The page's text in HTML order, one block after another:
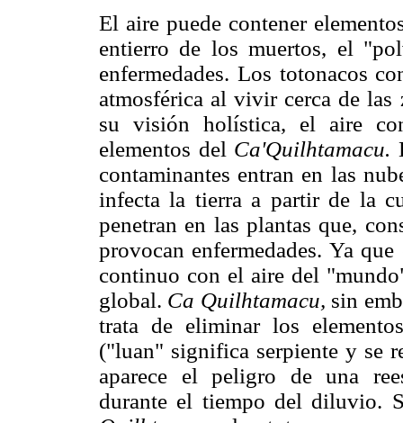
El aire puede contener
entierro de los muertos, el
enfermedades. Los totonacos
atmosférica al vivir cerca de
su visión holística, el aire
elementos del Ca'Quilhtamacu.
contaminantes entran en las
infecta la tierra a partir de la
penetran en las plantas que,
provocan enfermedades. Ya
continuo con el aire del
global. Ca Quilhtamacu, sin
trata de eliminar los
("luan" significa serpiente y se
aparece el peligro de una
durante el tiempo del diluvio.